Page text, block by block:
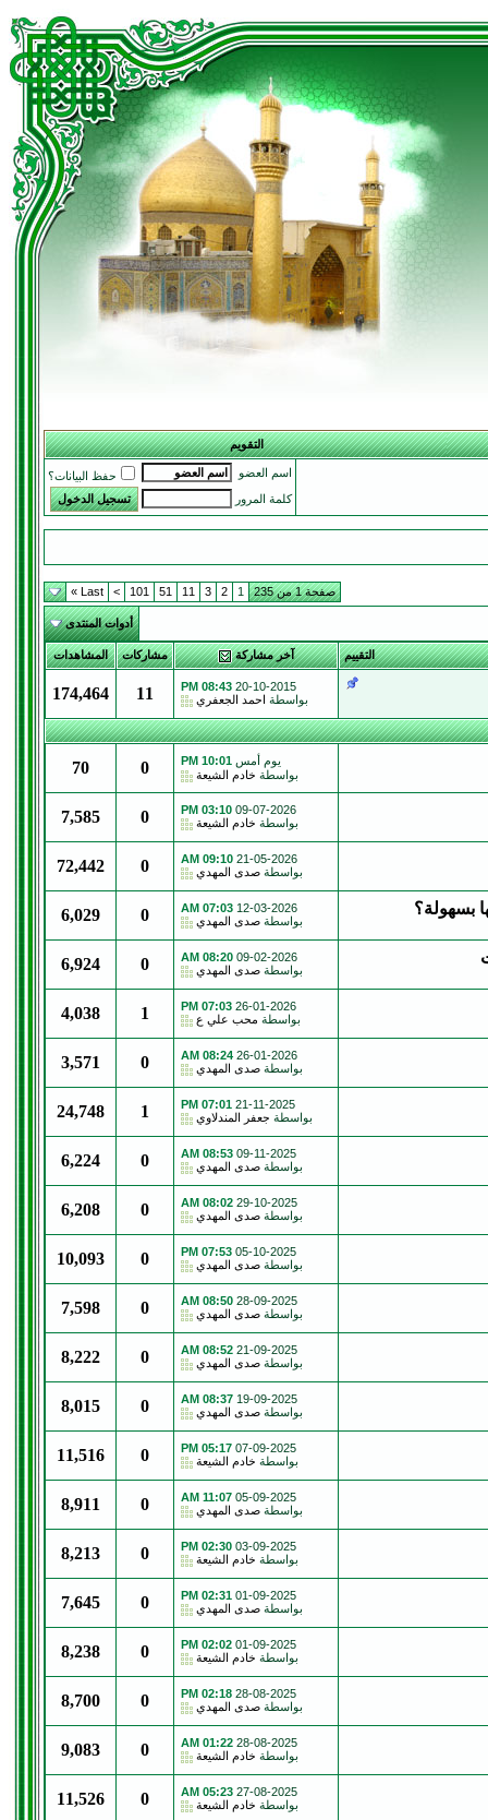
التقويم
اسم العضو
حفظ البيانات؟
كلمة المرور
صفحة 1 من 235 1
2
3
11
51
101
>
Last »
أدوات المنتدى
التقييم آخر مشاركة مشاركات المشاهدات
20-10-2015
08:43 PM
بواسطة احمد الجعفري 11
174,464
يوم أمس 10:01 PM
بواسطة خادم الشيعة 0
70
09-07-2026
03:10 PM
بواسطة خادم الشيعة 0
7,585
21-05-2026
09:10 AM
بواسطة صدى المهدي 0
72,442
بسهولة؟ 12-03-2026
07:03 AM
بواسطة صدى المهدي 0
6,029
09-02-2026
08:20 AM
بواسطة صدى المهدي 0
6,924
26-01-2026
07:03 PM
بواسطة محب علي ع 1
4,038
26-01-2026
08:24 AM
بواسطة صدى المهدي 0
3,571
21-11-2025
07:01 PM
بواسطة جعفر المندلاوي 1
24,748
09-11-2025
08:53 AM
بواسطة صدى المهدي 0
6,224
29-10-2025
08:02 AM
بواسطة صدى المهدي 0
6,208
05-10-2025
07:53 PM
بواسطة صدى المهدي 0
10,093
28-09-2025
08:50 AM
بواسطة صدى المهدي 0
7,598
21-09-2025
08:52 AM
بواسطة صدى المهدي 0
8,222
19-09-2025
08:37 AM
بواسطة صدى المهدي 0
8,015
07-09-2025
05:17 PM
بواسطة خادم الشيعة 0
11,516
05-09-2025
11:07 AM
بواسطة صدى المهدي 0
8,911
03-09-2025
02:30 PM
بواسطة خادم الشيعة 0
8,213
01-09-2025
02:31 PM
بواسطة صدى المهدي 0
7,645
01-09-2025
02:02 PM
بواسطة خادم الشيعة 0
8,238
28-08-2025
02:18 PM
بواسطة صدى المهدي 0
8,700
28-08-2025
01:22 AM
بواسطة خادم الشيعة 0
9,083
27-08-2025
05:23 AM
بواسطة خادم الشيعة 0
11,526